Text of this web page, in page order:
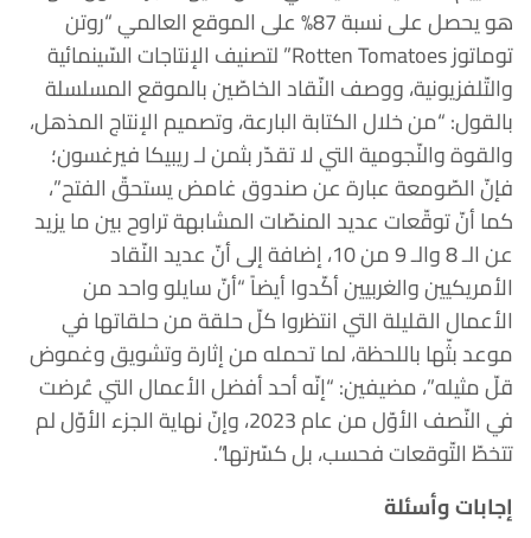
هو يحصل على نسبة 87% على الموقع العالمي “روتن
توماتوز Rotten Tomatoes” لتصنيف الإنتاجات السّينمائية
والتّلفزيونية، ووصف النّقاد الخاصّين بالموقع المسلسلة
بالقول: “من خلال الكتابة البارعة، وتصميم الإنتاج المذهل،
والقوة والنّجومية التي لا تقدّر بثمن لـ ريبيكا فيرغسون؛
فإنّ الصّومعة عبارة عن صندوق غامض يستحقّ الفتح”،
كما أنّ توقّعات عديد المنصّات المشابهة تراوح بين ما يزيد
عن الـ 8 والـ 9 من 10، إضافة إلى أنّ عديد النّقاد
الأمريكيين والغربيين أكّدوا أيضاً “أنّ سايلو واحد من
الأعمال القليلة التي انتظروا كلّ حلقة من حلقاتها في
موعد بثّها باللحظة، لما تحمله من إثارة وتشويق وغموض
قلّ مثيله”، مضيفين: “إنّه أحد أفضل الأعمال التي عُرضت
في النّصف الأوّل من عام 2023، وإنّ نهاية الجزء الأوّل لم
تتخطّ التّوقعات فحسب، بل كسّرتها”.
إجابات وأسئلة